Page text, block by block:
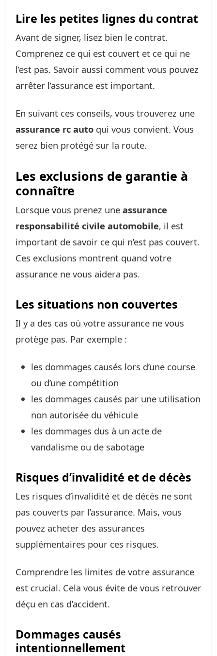
Lire les petites lignes du contrat
Avant de signer, lisez bien le contrat.
Comprenez ce qui est couvert et ce qui ne
l’est pas. Savoir aussi comment vous pouvez
arrêter l’assurance est important.
En suivant ces conseils, vous trouverez une
assurance rc auto qui vous convient. Vous
serez bien protégé sur la route.
Les exclusions de garantie à
connaître
Lorsque vous prenez une assurance
responsabilité civile automobile, il est
important de savoir ce qui n’est pas couvert.
Ces exclusions montrent quand votre
assurance ne vous aidera pas.
Les situations non couvertes
Il y a des cas où votre assurance ne vous
protège pas. Par exemple :
les dommages causés lors d’une course
ou d’une compétition
les dommages causés par une utilisation
non autorisée du véhicule
les dommages dus à un acte de
vandalisme ou de sabotage
Risques d’invalidité et de décès
Les risques d’invalidité et de décès ne sont
pas couverts par l’assurance. Mais, vous
pouvez acheter des assurances
supplémentaires pour ces risques.
Comprendre les limites de votre assurance
est crucial. Cela vous évite de vous retrouver
déçu en cas d’accident.
Dommages causés
intentionnellement